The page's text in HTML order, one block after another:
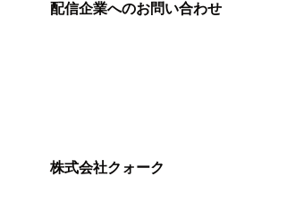
配信企業へのお問い合わせ
株式会社クォーク